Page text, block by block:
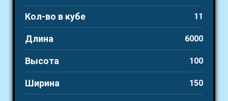
Кол-во в кубе 11
Длина 6000
Высота 100
Ширина 150